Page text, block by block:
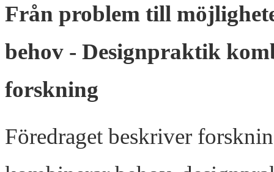
Från problem till
behov - Designpraktik
forskning
Föredraget beskriver